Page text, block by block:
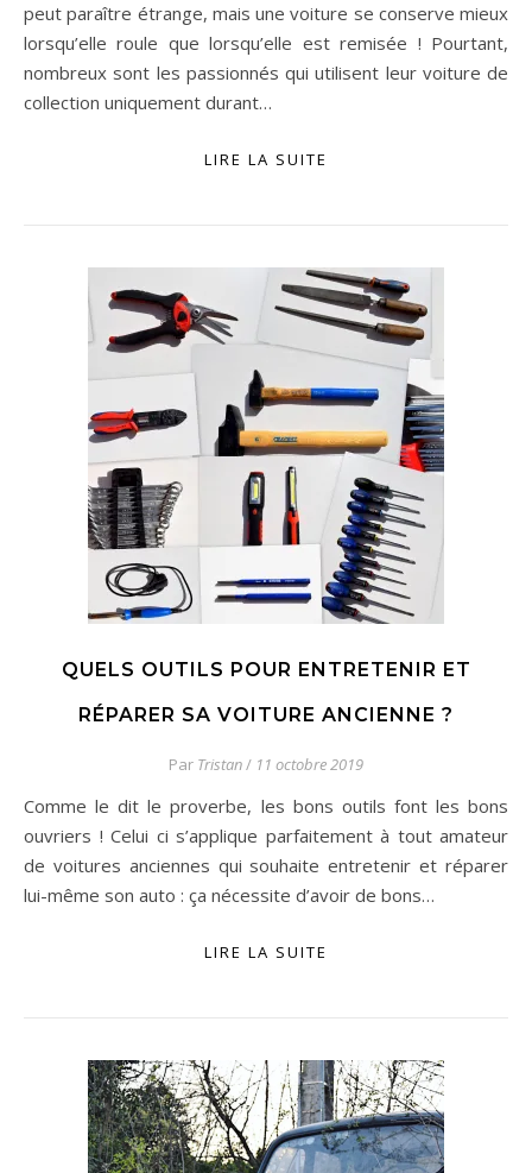
peut paraître étrange, mais une voiture se conserve mieux
lorsqu’elle roule que lorsqu’elle est remisée ! Pourtant,
nombreux sont les passionnés qui utilisent leur voiture de
collection uniquement durant…
LIRE LA SUITE
QUELS OUTILS POUR ENTRETENIR ET
RÉPARER SA VOITURE ANCIENNE ?
Par Tristan/ 11 octobre 2019
Comme le dit le proverbe, les bons outils font les bons
ouvriers ! Celui ci s’applique parfaitement à tout amateur
de voitures anciennes qui souhaite entretenir et réparer
lui-même son auto : ça nécessite d’avoir de bons…
LIRE LA SUITE